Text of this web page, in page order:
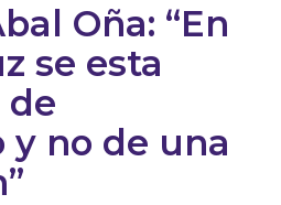
Oña: “En
se esta
de
y no de una